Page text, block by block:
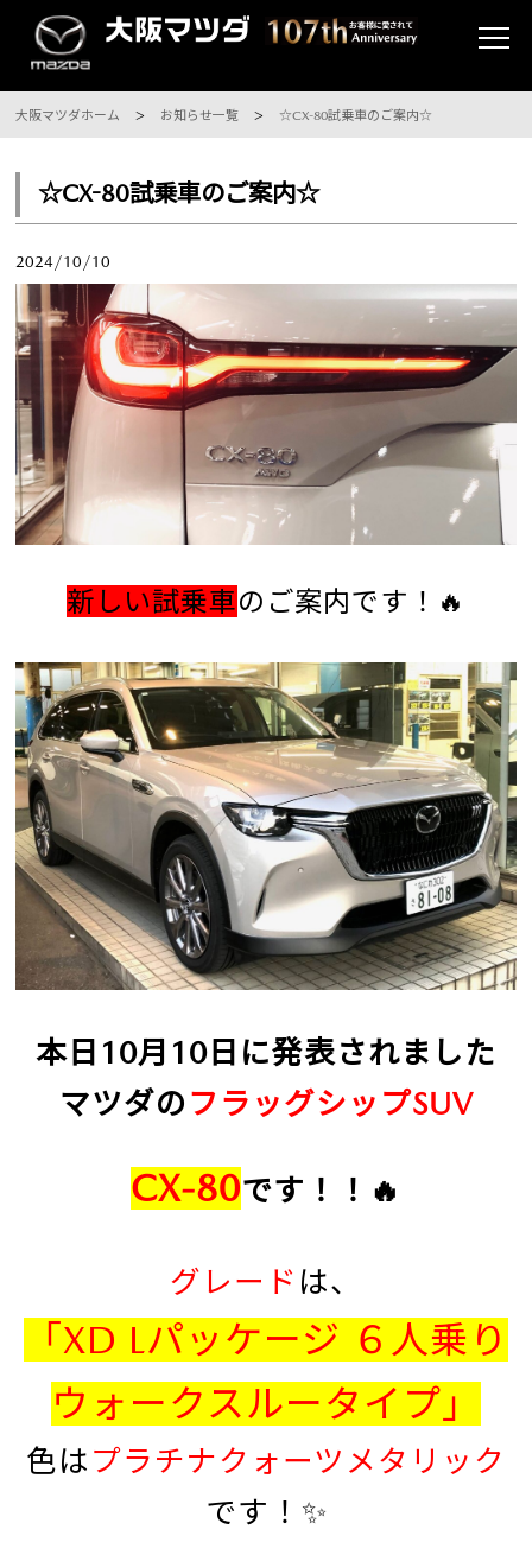
大阪マツダホーム お知らせ一覧 ☆CX-80試乗車のご案内☆
☆CX-80試乗車のご案内☆
2024/10/10
新しい試乗車のご案内です！🔥
本日10月10日に発表されました
マツダの フラッグシップSUV
CX-80です！！🔥
グレード は、
「XD Lパッケージ ６人乗り
ウォークスルータイプ」
色は プラチナクォーツメタリック
です！✨